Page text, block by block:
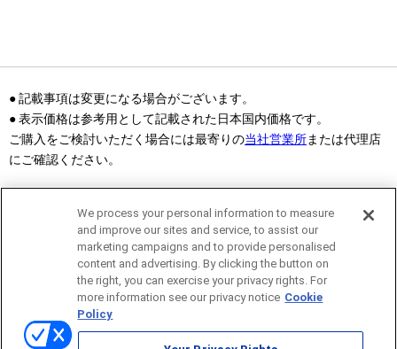
● 記載事項は変更になる場合がございます。
● 表示価格は参考用として記載された日本国内価格です。
ご購入をご検討いただく場合には最寄りの当社営業所または代理店
にご確認ください。
サイトマップ
当サイトのご利用にあたって
We process your personal information to measure
and improve our sites and service, to assist our
marketing campaigns and to provide personalised
content and advertising. By clicking the button on
the right, you can exercise your privacy rights. For
more information see our privacy notice Cookie
Policy